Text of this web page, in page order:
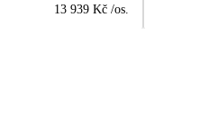
13 939 Kč /os.